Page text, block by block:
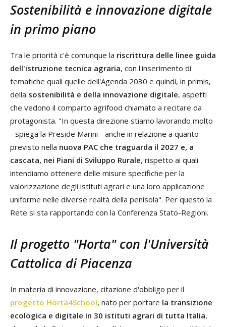
Sostenibilità e innovazione digitale
in primo piano
Tra le priorità c'è comunque la riscrittura delle linee guida
dell'istruzione tecnica agraria, con l'inserimento di
tematiche quali quelle dell'Agenda 2030 e quindi, in primis,
della sostenibilità e della innovazione digitale, aspetti
che vedono il comparto agrifood chiamato a recitare da
protagonista. "In questa direzione stiamo lavorando molto
- spiega la Preside Marini - anche in relazione a quanto
previsto nella nuova PAC che traguarda il 2027 e, a
cascata, nei Piani di Sviluppo Rurale, rispetto ai quali
intendiamo ottenere delle misure specifiche per la
valorizzazione degli istituti agrari e una loro applicazione
uniforme nelle diverse realtà della penisola". Per questo la
Rete si sta rapportando con la Conferenza Stato-Regioni.
Il progetto "Horta" con l'Università
Cattolica di Piacenza
In materia di innovazione, citazione d'obbligo per il
progetto Horta4School, nato per portare la transizione
ecologica e digitale in 30 istituti agrari di tutta Italia,